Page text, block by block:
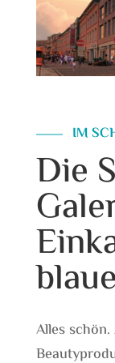
IM
Die
Alles